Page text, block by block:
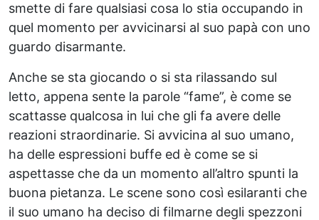
smette di fare qualsiasi cosa lo stia occupando in
quel momento per avvicinarsi al suo papà con uno
guardo disarmante.
Anche se sta giocando o si sta rilassando sul
letto, appena sente la parole “fame”, è come se
scattasse qualcosa in lui che gli fa avere delle
reazioni straordinarie. Si avvicina al suo umano,
ha delle espressioni buffe ed è come se si
aspettasse che da un momento all’altro spunti la
buona pietanza. Le scene sono così esilaranti che
il suo umano ha deciso di filmarne degli spezzoni